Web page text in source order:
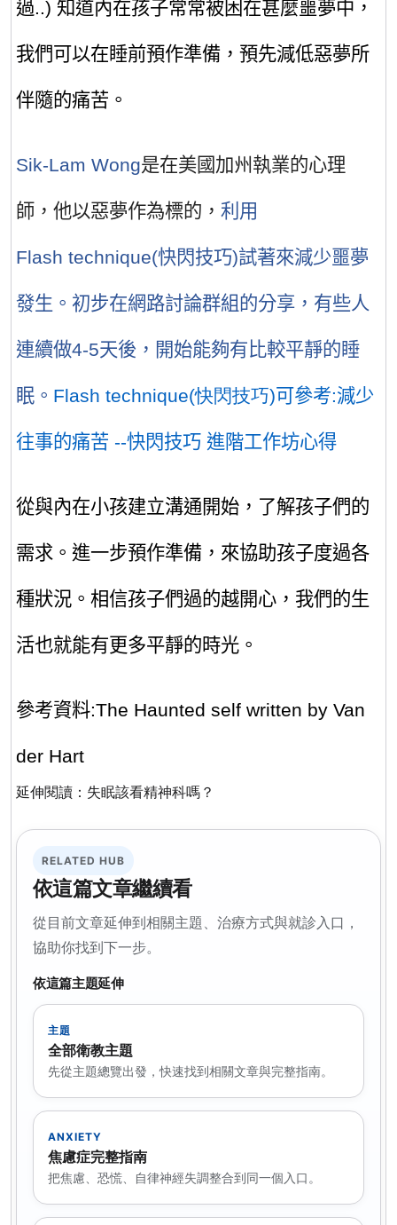
過..) 知道內在孩子常常被困在甚麼噩夢中，
我們可以在睡前預作準備，預先減低惡夢所
伴隨的痛苦 。
Sik-Lam Wong是在美國加州執業的心理
師，他以惡夢作為標的， 利用
Flash technique(快閃技巧)試著來減少噩夢
發生 。初步在網路討論群組的分享，有些人
連續做4-5天後，開始能夠有比較平靜的睡
眠。 Flash technique(快閃技巧)可參考:減少
往事的痛苦 --快閃技巧 進階工作坊心得
從與內在小孩建立溝通開始 ，了解孩子們的
需求。 進一步預作準備，來協助孩子度過各
種狀況。相信孩子們過的越開心，我們的生
活也就能有更多平靜的時光 。
參考資料:The Haunted self written by Van
der Hart
延伸閱讀： 失眠該看精神科嗎？
RELATED HUB
依這篇文章繼續看
從目前文章延伸到相關主題、治療方式與就診入口，
協助你找到下一步。
依這篇主題延伸
主題
全部衛教主題
先從主題總覽出發，快速找到相關文章與完整指南。
ANXIETY
焦慮症完整指南
把焦慮、恐慌、自律神經失調整合到同一個入口。